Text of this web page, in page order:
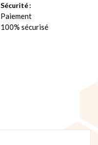
Sécurité
Paiement
100% sécurisé